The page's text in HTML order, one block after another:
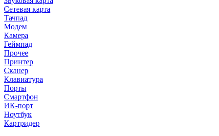
Сетевая карта
Тачпад
Модем
Камера
Геймпад
Прочее
Принтер
Сканер
Клавиатура
Порты
Смартфон
ИК-порт
Ноутбук
Картридер